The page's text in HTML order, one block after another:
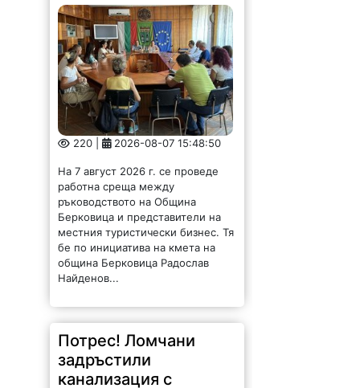
220 | 2026-08-07 15:48:50
На 7 август 2026 г. се проведе
работна среща между
ръководството на Община
Берковица и представители на
местния туристически бизнес. Тя
бе по инициатива на кмета на
община Берковица Радослав
Найденов...
Потрес! Ломчани
задръстили
канализация с